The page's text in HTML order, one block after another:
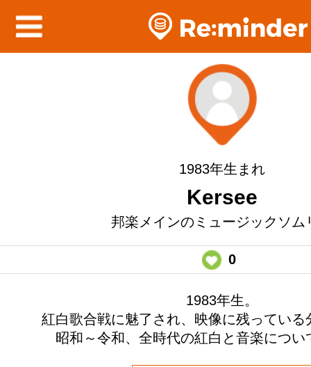
1983年生まれ
Kersee
邦楽メインのミュージックソム
0
1983年生。
紅白歌合戦に魅了され、映像に残っている
昭和～令和、全時代の紅白と音楽につい